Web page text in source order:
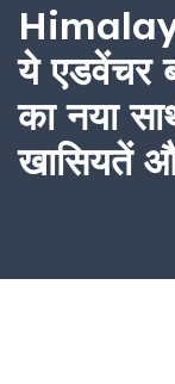
ये एडवेंचर
का नया
खासियतें